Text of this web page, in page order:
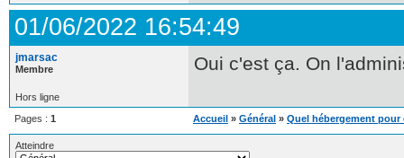
01/06/2022 16:54:49
jmarsac
Membre Oui c'est ça. On
Hors ligne
Pages : 1 Accueil » Général » Quel hébergement
Atteindre